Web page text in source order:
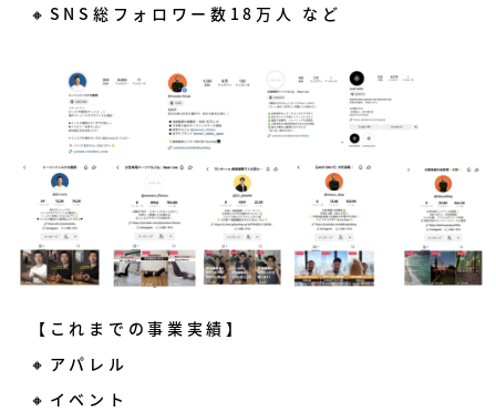
🔸SNS総フォロワー数18万人 など
【これまでの事業実績】
🔸アパレル
🔸イベント